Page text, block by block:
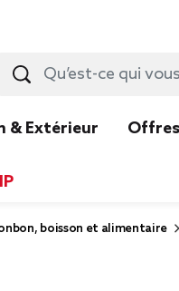
& Extérieur
boisson et alimentaire